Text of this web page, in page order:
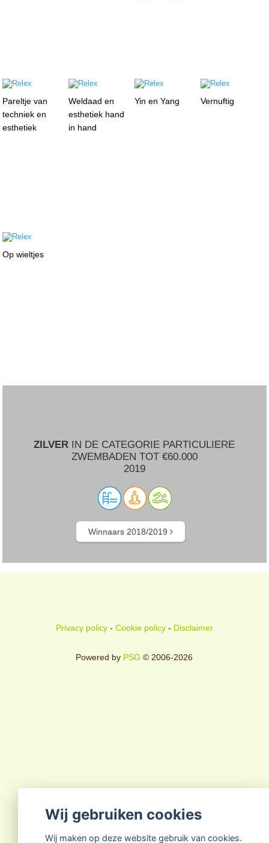
Pareltje van
techniek en
esthetiek
Weldaad en
esthetiek hand
in hand
Yin en Yang Vernuftig
Op wieltjes
ZILVER IN DE CATEGORIE PARTICULIERE
ZWEMBADEN TOT €60.000
2019
Winnaars 2018/2019
Privacy policy- Cookie policy- Disclaimer
Powered by PSG © 2006-2026
Wij gebruiken cookies
Wij maken op deze website gebruik van cookies.